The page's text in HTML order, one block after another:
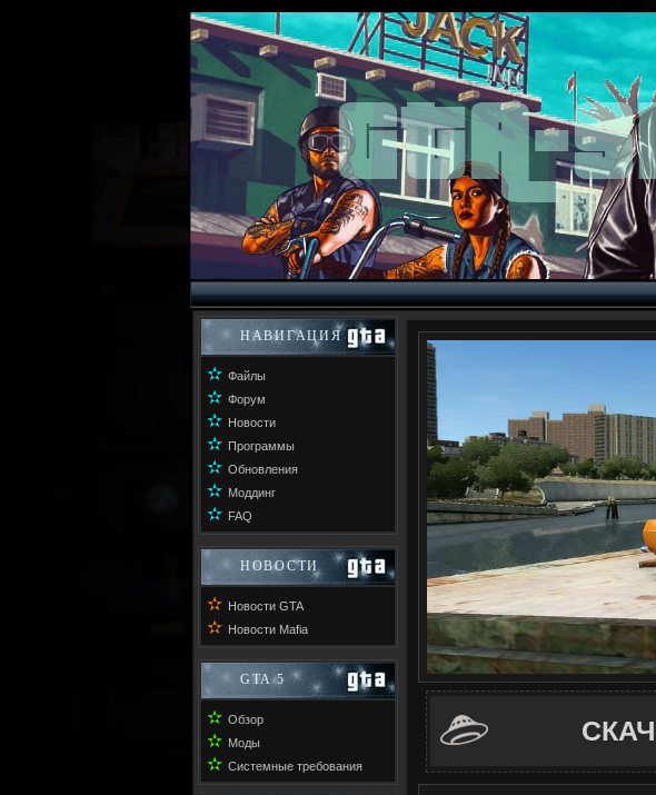
НАВИГАЦИЯ
✫ Файлы
✫ Форум
✫ Новости
✫ Программы
✫ Обновления
✫ Моддинг
✫ FAQ
НОВОСТИ
✫ Новости GTA
✫ Новости Mafia
GTA 5
✫ Обзор
✫ Моды
✫ Системные требования